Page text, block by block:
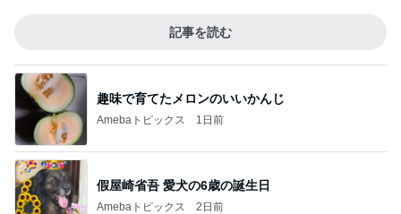
記事を読む
趣味で育てたメロンのいいかんじ
Amebaトピックス 1日前
假屋崎省吾 愛犬の6歳の誕生日
Amebaトピックス 2日前